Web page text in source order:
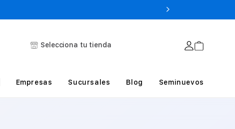
Selecciona tu tienda
Empresas Sucursales Blog Seminuevos